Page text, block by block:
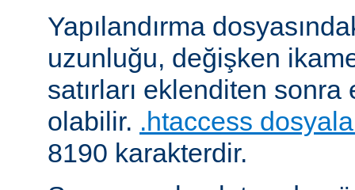
Yapılandırma
uzunluğu, değişken
satırları eklenditen
olabilir. .htaccess
8190 karakterdir.